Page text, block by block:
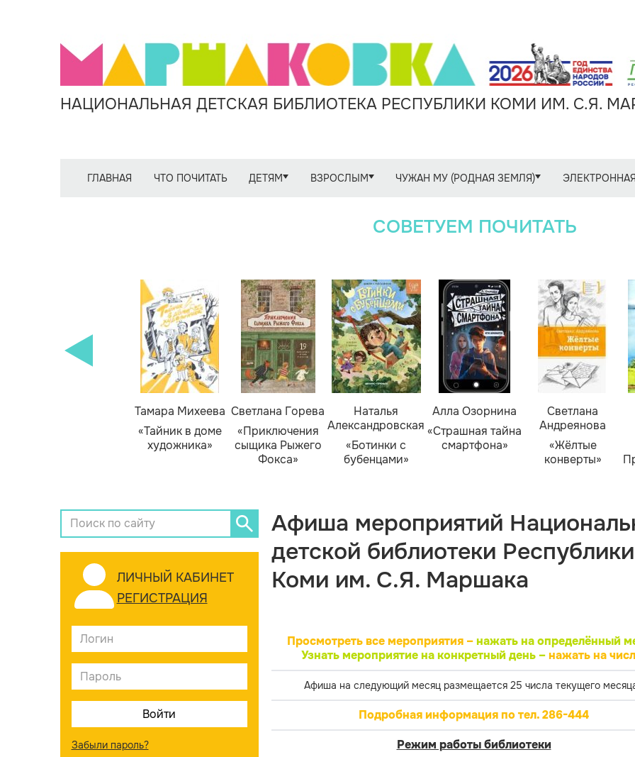
НАЦИОНАЛЬНАЯ ДЕТСКАЯ БИБЛИОТЕКА РЕСПУБЛИКИ КОМИ ИМ. С.Я.
ГЛАВНАЯ ЧТО ПОЧИТАТЬ ДЕТЯМ ВЗРОСЛЫМ ЧУЖАН МУ (РОДНАЯ ЗЕМЛЯ)
СОВЕТУЕМ ПОЧИТАТЬ
Тамара Михеева
«Тайник в доме
художника»
Светлана Горева
«Приключения
сыщика Рыжего
Фокса»
Наталья
Александровская
«Ботинки с
бубенцами»
Алла Озорнина
«Страшная тайна
смартфона»
Светлана
Андреянова
«Жёлтые
конверты»
ЛИЧНЫЙ КАБИНЕТ
РЕГИСТРАЦИЯ
Забыли пароль?
Афиша мероприятий
детской библиотеки Республики
Коми им. С.Я. Маршака
Просмотреть все мероприятия – нажать на определённый
Узнать мероприятие на конкретный день –нажать на
Афиша на следующий месяц размещается 25 числа текущего
Подробная информация по тел. 286-444
Режим работы библиотеки